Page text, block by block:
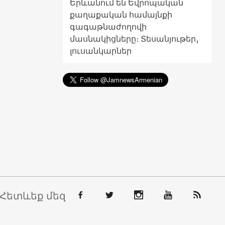
Երևանում են Եվրոպական
քաղաքական համայնքի
գագաթնաժողովի
մասնակիցները։ Տեսանյութեր,
լուսանկարներ
Հետևեք մեզ